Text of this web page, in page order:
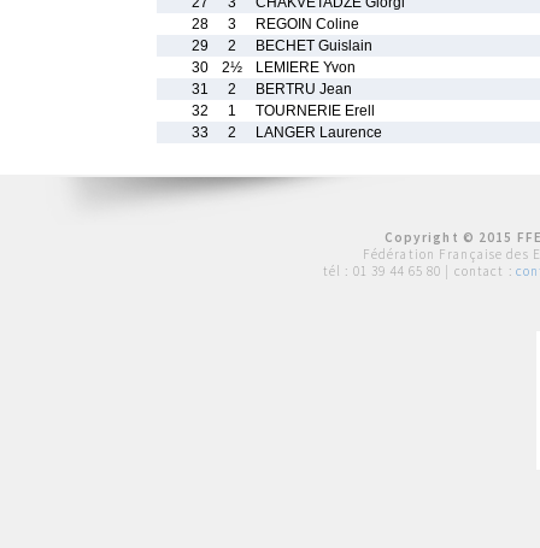
28
3
REGOIN Coline
29
2
BECHET Guislain
30
2½
LEMIERE Yvon
31
2
BERTRU Jean
32
1
TOURNERIE Erell
33
2 LANGER Laurence
Copyright © 2015
Fédération Française des
tél : 01 39 44 65 80 | contact :